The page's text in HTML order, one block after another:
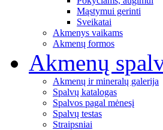
Mąstymui gerinti
Sveikatai
Akmenys vaikams
Akmenų formos
Akmenų
Akmenų ir mineralų galerija
Spalvų katalogas
Spalvos pagal mėnesį
Spalvų testas
Straipsniai